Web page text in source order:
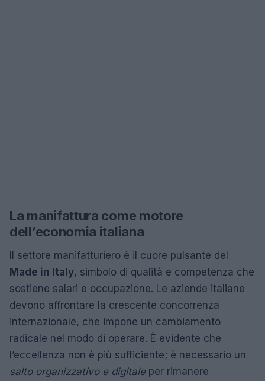
La manifattura come motore
dell’economia italiana
Il settore manifatturiero è il cuore pulsante del
Made in Italy, simbolo di qualità e competenza che
sostiene salari e occupazione. Le aziende italiane
devono affrontare la crescente concorrenza
internazionale, che impone un cambiamento
radicale nel modo di operare. È evidente che
l’eccellenza non è più sufficiente; è necessario un
salto organizzativo e digitaleper rimanere